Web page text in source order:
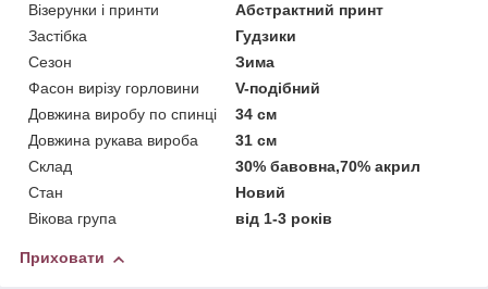
Візерунки і принти
Абстрактний принт
Застібка
Гудзики
Сезон
Зима
Фасон вирізу горловини
V-подібний
Довжина виробу по спинці
34 см
Довжина рукава вироба
31 см
Склад
30% бавовна,70% акрил
Стан
Новий
Вікова група
від 1-3 років
Приховати